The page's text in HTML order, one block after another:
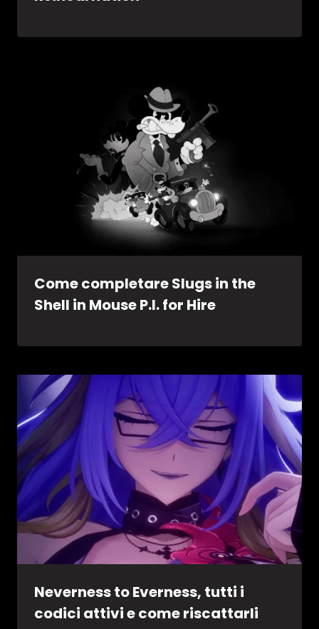
Come completare Slugs in the
Shell in Mouse P.I. for Hire
Neverness to Everness, tutti i
codici attivi e come riscattarli